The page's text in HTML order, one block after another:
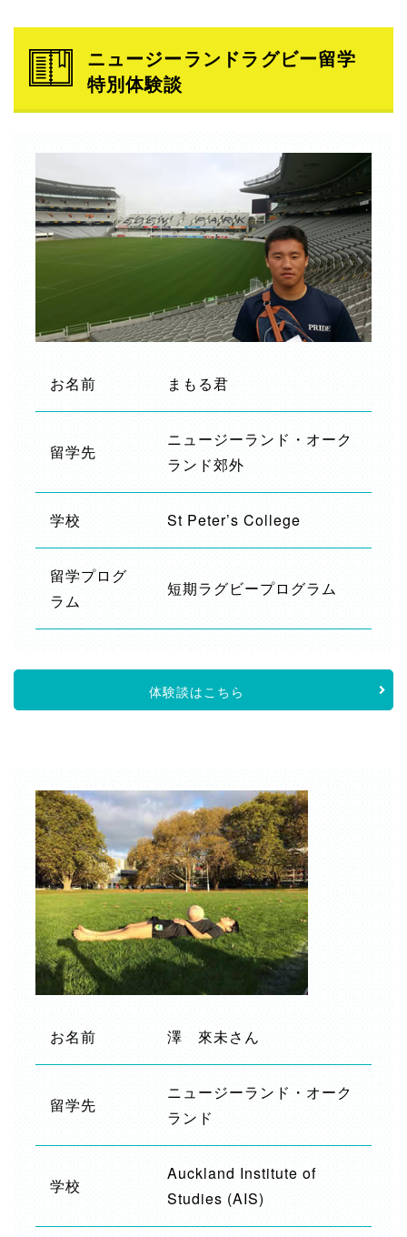
ニュージーランドラグビー留学
特別体験談
お名前 まもる君
留学先
ニュージーランド・オーク
ランド郊外
学校 St Peter’s College
留学プログ
ラム
短期ラグビープログラム
体験談はこちら
お名前 澤 來未さん
留学先
ニュージーランド・オーク
ランド
学校
Auckland Institute of
Studies (AIS)